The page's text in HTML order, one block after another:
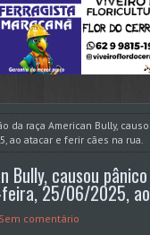
da raça American Bully,
ao atacar e ferir cães na rua.
Bully, causou
25/06/2025,
Sem comentário